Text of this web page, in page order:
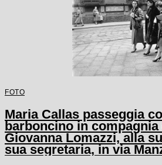
FOTO
Maria Callas passeggia
barboncino in
Giovanna Lomazzi, alla
sua segretaria, in via